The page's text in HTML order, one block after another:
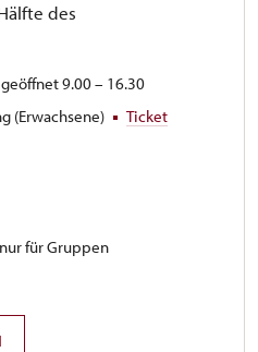
des
9.00 – 16.30
(Erwachsene)
Ticket
für Gruppen